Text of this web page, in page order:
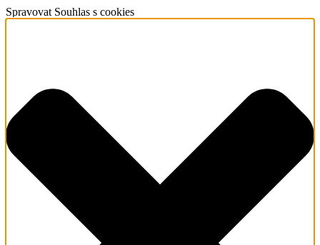
Spravovat Souhlas s cookies